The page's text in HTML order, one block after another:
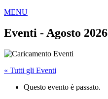
MENU
Eventi - Agosto 2026
« Tutti gli Eventi
Questo evento è passato.